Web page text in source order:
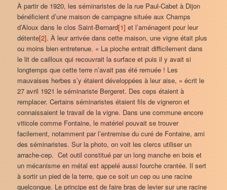
À partir de 1920, les séminaristes de la rue Paul-Cabet à Dijon
bénéficient d’une maison de campagne située aux Champs
d’Aloux dans le clos Saint-Bernard[1] et l’aménagent pour leur
détente[2]. À leur arrivée dans cette maison, une vigne était plus
ou moins bien entretenue. « La pioche entrait difficilement dans
le lit de cailloux qui recouvrait la surface et puis il y avait si
longtemps que cette terre n’avait pas été remuée ! Les
mauvaises herbes s’y étaient développées à leur aise, » écrit le
27 avril 1921 le séminariste Bergeret. Des ceps étaient à
remplacer. Certains séminaristes étaient fils de vigneron et
connaissaient le travail de la vigne. Dans une commune encore
viticole comme Fontaine, le matériel pouvait se trouver
facilement, notamment par l’entremise du curé de Fontaine, ami
des séminaristes. Sur la photo, on voit les clercs utiliser un
arrache-cep. Cet outil constitué par un long manche en bois et
un mécanisme en métal est appelé aussi fourche crantée. Il sert
à sortir un pied de la terre, que ce soit un cep ou une racine
quelconque. Le principe est de faire bras de levier sur une racine